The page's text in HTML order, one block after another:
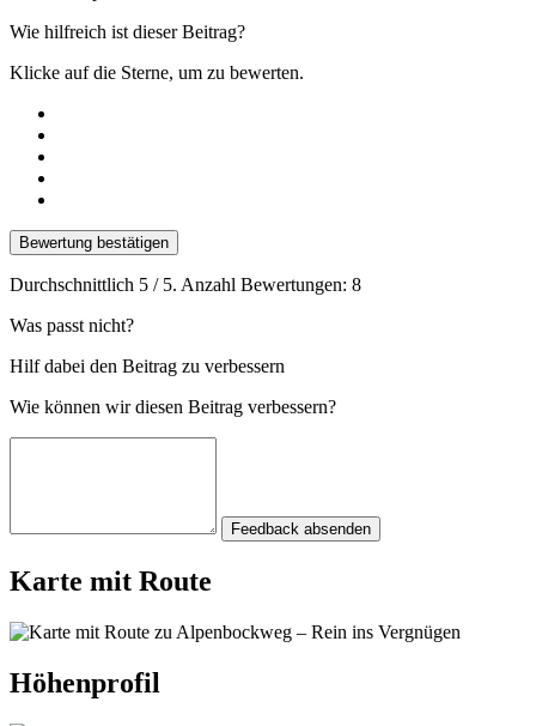
Wie hilfreich ist dieser Beitrag?
Klicke auf die Sterne, um zu bewerten.
Bewertung bestätigen
Durchschnittlich 5 / 5. Anzahl Bewertungen: 8
Was passt nicht?
Hilf dabei den Beitrag zu verbessern
Wie können wir diesen Beitrag verbessern?
Feedback absenden
Karte mit Route
Höhenprofil